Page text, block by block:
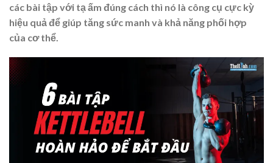
các bài tập với tạ ấm đúng cách thì nó là công cụ cực kỳ
hiệu quả để giúp tăng sức manh và khả năng phối hợp
của cơ thể.